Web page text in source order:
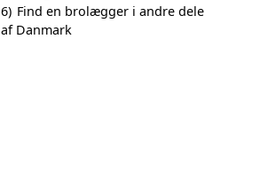
6) Find en brolægger i andre dele
af Danmark